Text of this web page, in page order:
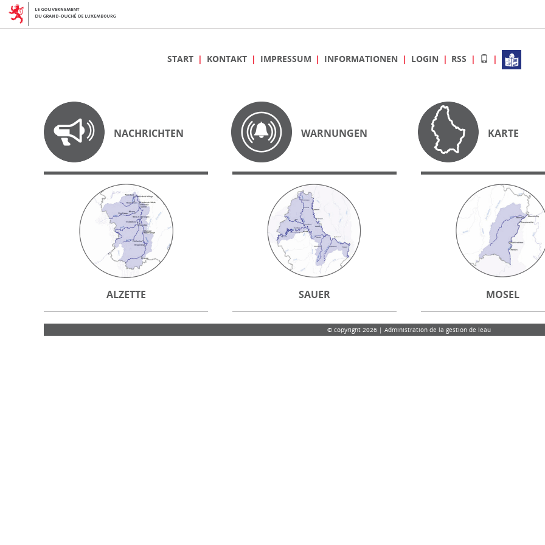
START KONTAKT IMPRESSUM INFORMATIONEN LOGIN RSS
NACHRICHTEN WARNUNGEN KARTE
ALZETTE SAUER MOSEL
© copyright 2026 | Administration de la gestion de leau